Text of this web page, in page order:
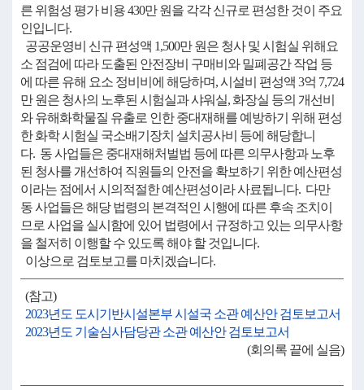
른 위험성 평가 비용 430만 원을 각각 신규로 편성한 것이 주요
인입니다.
공공운영비 신규 편성액 1,500만 원은 청사 및 시험실 위해요
소 점검에 따라 도출된 안전장비 구매비와 밀폐공간 작업 등
에 따른 유해 요소 정비비에 해당하며, 시설비 편성액 3억 7,724
만 원은 청사의 노후된 시험실과 샤워실, 화장실 등의 개선비
와 유해화학물질 유출로 인한 중대재해를 예방하기 위해 편성
한 화학 시험실 국소배기장치 설치공사비 등에 해당합니
다. 동 사업들은 중대재해처벌법 등에 따른 의무사항과 노후
된 청사를 개선하여 직원들의 안전을 확보하기 위한 예산편성
이라는 점에서 시의적절한 예산편성이라 사료됩니다. 다만
동 사업들은 해당 법령의 본격적인 시행에 따른 후속 조치이
므로 사업을 실시함에 있어 법령에서 규정하고 있는 의무사항
을 철저히 이행할 수 있도록 해야 할 것입니다.
이상으로 검토보고를 마치겠습니다.
(참고)
2023년도 도시기반시설본부 시설국 소관 예산안 검토보고서
2023년도 기술심사담당관 소관 예산안 검토보고서
(회의록 끝에 실음)